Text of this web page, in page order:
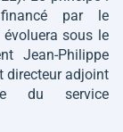
par le
évoluera sous le
Jean-Philippe
directeur adjoint
du service